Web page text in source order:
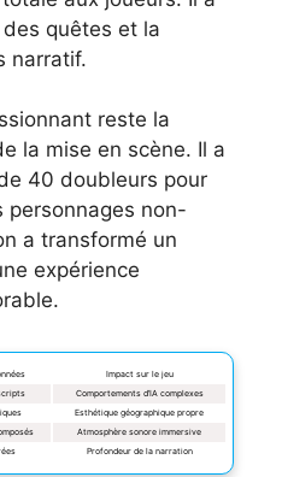
des quêtes et la
narratif.
reste la
la mise en scène. Il a
40 doubleurs pour
personnages non-
a transformé un
expérience
Impact sur le jeu
Comportements d’IA complexes
Esthétique géographique propre
Atmosphère sonore immersive
Profondeur de la narration